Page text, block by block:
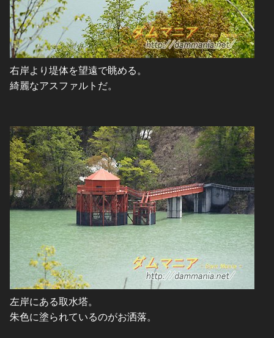
右岸より堤体を望遠で眺める。
綺麗なアスファルトだ。
左岸にある取水塔。
朱色に塗られているのがお洒落。